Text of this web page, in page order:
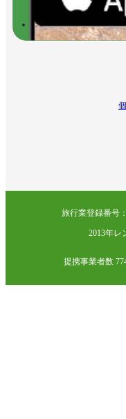
旅行業登録番号
2013年レ
提携事業者数